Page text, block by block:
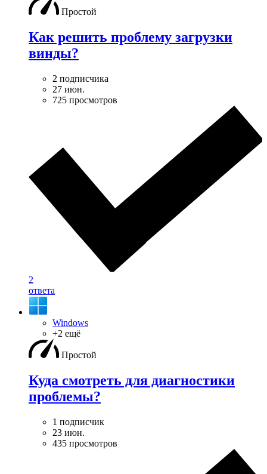
Простой
Как решить проблему загрузки
винды?
2 подписчика
27 июн.
725 просмотров
2
ответа
Windows
+2 ещё
Простой
Куда смотреть для диагностики
проблемы?
1 подписчик
23 июн.
435 просмотров